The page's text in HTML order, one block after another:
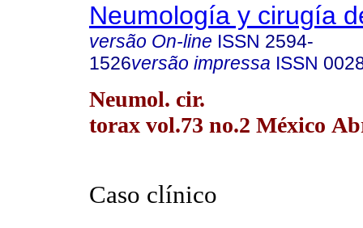
Neumología y cirugía
versão On-line ISSN 2594-
1526versão impressa ISSN
Neumol. cir.
torax vol.73 no.2 México
Caso clínico